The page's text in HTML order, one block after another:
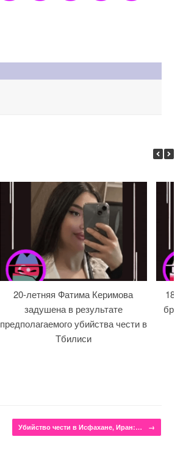
20-летняя Фатима Керимова
задушена в результате
предполагаемого убийства чести в
Тбилиси
18-
Убийство чести в Исфахане, Иран:… →